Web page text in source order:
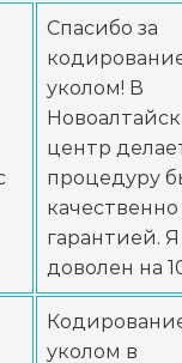
Записаться
Записаться
Спасибо за
уколом! В
центр
процедуру
качественно
гарантией. Я
доволен на
уколом в